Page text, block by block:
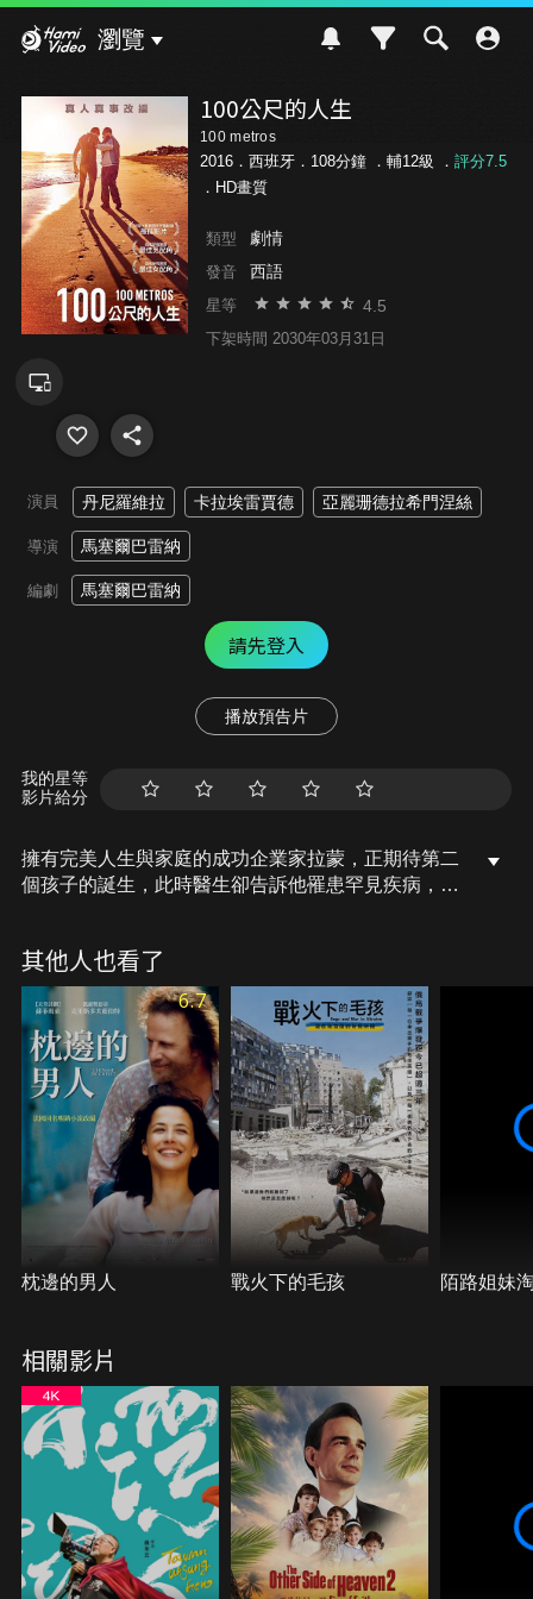
瀏覽
100公尺的人生
100 metros
2016．西班牙．108分鐘 ． 輔12級 ． 評分7.5
．HD畫質
類型 劇情
發音 西語
星等 4.5
下架時間 2030年03月31日
演員 丹尼羅維拉 卡拉埃雷賈德 亞麗珊德拉希門涅絲
導演 馬塞爾巴雷納
編劇 馬塞爾巴雷納
請先登入
播放預告片
我的星等
影片給分
擁有完美人生與家庭的成功企業家拉蒙，正期待第二
個孩子的誕生，此時醫生卻告訴他罹患罕見疾病，並
療，並在前體育老師的岳父幫助下，開始練習鐵人三
項。他決心突破疾病限制，跑出自己的鋼鐵之路！
其他人也看了
6.7
枕邊的男人 戰火下的毛孩 陌路姐妹
相關影片